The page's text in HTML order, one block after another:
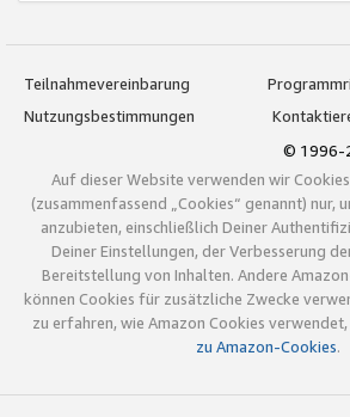
Teilnahmevereinbarung
Nutzungsbestimmungen
© 1996-
Auf dieser Website verwenden wir
(zusammenfassend „Cookies“ genannt) nur,
anzubieten, einschließlich Deiner
Deiner Einstellungen, der Verbesserung
Bereitstellung von Inhalten. Andere
können Cookies für zusätzliche Zwecke
zu erfahren, wie Amazon Cookies
zu Amazon-Cookies.